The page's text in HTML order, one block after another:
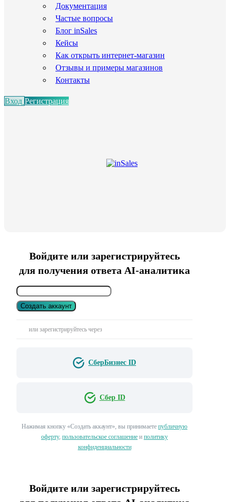
Документация
Частые вопросы
Блог inSales
Кейсы
Как открыть интернет-магазин
Отзывы и примеры магазинов
Контакты
Вход Регистрация
Войдите или зарегистрируйтесь
для получения ответа AI-аналитика
Создать аккаунт
или зарегистрируйтесь через
СберБизнес ID
Сбер ID
Нажимая кнопку «Создать аккаунт», вы принимаете публичную
оферту, пользовательское соглашение и политику
конфиденциальности
Войдите или зарегистрируйтесь